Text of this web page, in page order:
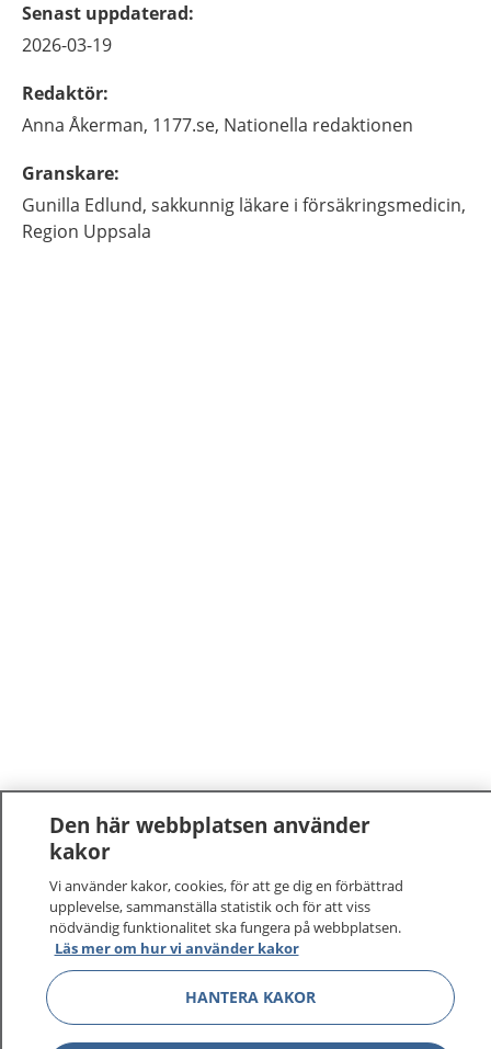
Senast uppdaterad:
2026-03-19
Redaktör:
Anna Åkerman, 1177.se, Nationella redaktionen
Granskare:
Gunilla Edlund, sakkunnig läkare i försäkringsmedicin,
Region Uppsala
1177 –tryggt om din hälsa och vård
På 1177.se får du råd om hälsa och information om
sjukdomar och vilka mottagningar du kan kontakta.
Logga in för att läsa din journal och göra dina
vårdärenden. Ring telefonnummer 1177 för
sjukvårdsrådgivning dygnet runt.
1177 ger dig råd när du vill må bättre.
Den här webbplatsen använder
kakor
Vi använder kakor, cookies, för att ge dig en förbättrad
upplevelse, sammanställa statistik och för att viss
nödvändig funktionalitet ska fungera på webbplatsen.
Läs mer om hur vi använder kakor
HANTERA KAKOR